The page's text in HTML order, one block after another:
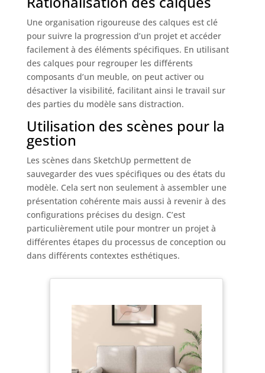
Une organisation rigoureuse des calques est clé
pour suivre la progression d’un projet et accéder
facilement à des éléments spécifiques. En utilisant
des calques pour regrouper les différents
composants d’un meuble, on peut activer ou
désactiver la visibilité, facilitant ainsi le travail sur
des parties du modèle sans distraction.
Utilisation des scènes pour la
gestion
Les scènes dans SketchUp permettent de
sauvegarder des vues spécifiques ou des états du
modèle. Cela sert non seulement à assembler une
présentation cohérente mais aussi à revenir à des
configurations précises du design. C’est
particulièrement utile pour montrer un projet à
différentes étapes du processus de conception ou
dans différents contextes esthétiques.